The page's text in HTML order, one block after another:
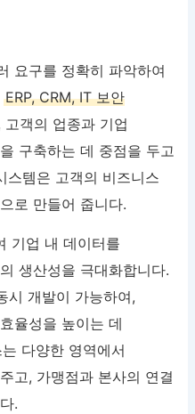
요구를 정확히 파악하여
ERP, CRM, IT 보안
객의 업종과 기업
구축하는 데 중점을 두고
스템은 고객의 비즈니스
로 만들어 줍니다.
기업 내 데이터를
생산성을 극대화합니다.
시 개발이 가능하여,
율성을 높이는 데
다양한 영역에서
고, 가맹점과 본사의 연결
.